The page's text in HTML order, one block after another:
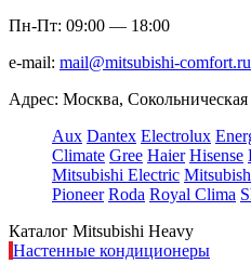
Пн-Пт: 09:00 — 18:00
e-mail: mail@mitsubishi-comfort.ru
Адрес: Москва,
Aux Dantex Electrolux
Climate Gree Haier Hisense
Mitsubishi Electric
Pioneer Roda Royal Clima
Каталог Mitsubishi Heavy
Настенные кондиционеры